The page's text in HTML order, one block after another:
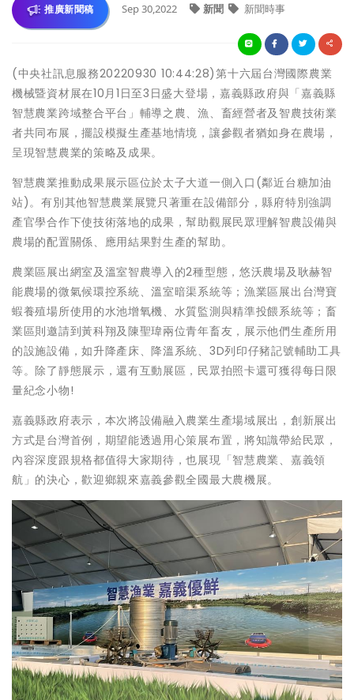
推廣新聞稿 Sep 30,2022 新聞 新聞時事
(中央社訊息服務20220930 10:44:28)第十六屆台灣國際農業
機械暨資材展在10月1日至3日盛大登場，嘉義縣政府與「嘉義縣
智慧農業跨域整合平台」輔導之農、漁、畜經營者及智農技術業
者共同布展，擺設模擬生產基地情境，讓參觀者猶如身在農場，
呈現智慧農業的策略及成果。
智慧農業推動成果展示區位於太子大道一側入口(鄰近台糖加油
站)。有別其他智慧農業展覽只著重在設備部分，縣府特別強調
產官學合作下使技術落地的成果，幫助觀展民眾理解智農設備與
農場的配置關係、應用結果對生產的幫助。
農業區展出網室及溫室智農導入的2種型態，悠沃農場及耿赫智
能農場的微氣候環控系統、溫室暗渠系統等；漁業區展出台灣寶
蝦養殖場所使用的水池增氧機、水質監測與精準投餵系統等；畜
業區則邀請到黃科翔及陳聖瑋兩位青年畜友，展示他們生產所用
的設施設備，如升降產床、降溫系統、3D列印仔豬記號輔助工具
等。除了靜態展示，還有互動展區，民眾拍照卡還可獲得每日限
量紀念小物!
嘉義縣政府表示，本次將設備融入農業生產場域展出，創新展出
方式是台灣首例，期望能透過用心策展布置，將知識帶給民眾，
內容深度跟規格都值得大家期待，也展現「智慧農業、嘉義領
航」的決心，歡迎鄉親來嘉義參觀全國最大農機展。